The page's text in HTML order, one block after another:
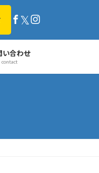
𝕏
い合わせ
contact